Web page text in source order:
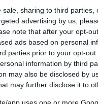
sale, sharing to third
advertising by us,
note that after your opt-
ads based on personal
parties prior to your opt-
information by third
may also be disclosed by
may further disclose it to
app uses one or more
τη ζωή ο